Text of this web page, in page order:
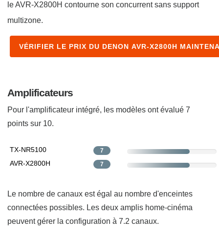
le AVR-X2800H contourne son concurrent sans support
multizone.
VÉRIFIER LE PRIX DU DENON AVR-X2800H
Amplificateurs
Pour l'amplificateur intégré, les modèles ont évalué 7
points sur 10.
TX-NR5100 7
AVR-X2800H 7
Le nombre de canaux est égal au nombre d'enceintes
connectées possibles. Les deux amplis home-cinéma
peuvent gérer la configuration à 7.2 canaux.